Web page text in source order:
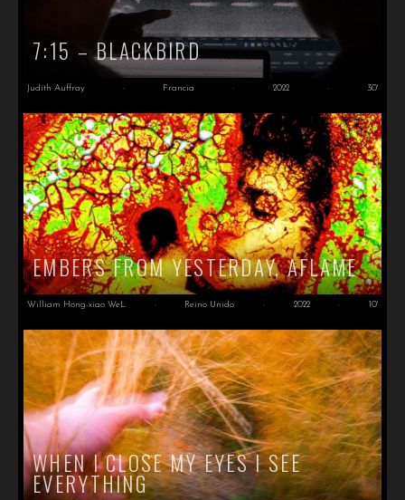
7:15 – BLACKBIRD
Judith Auffray · Francia · 2022 · 30'
EMBERS FROM YESTERDAY, AFLAME
William Hong-xiao WeL · Reino Unido · 2022 · 10'
WHEN I CLOSE MY EYES I SEE
EVERYTHING